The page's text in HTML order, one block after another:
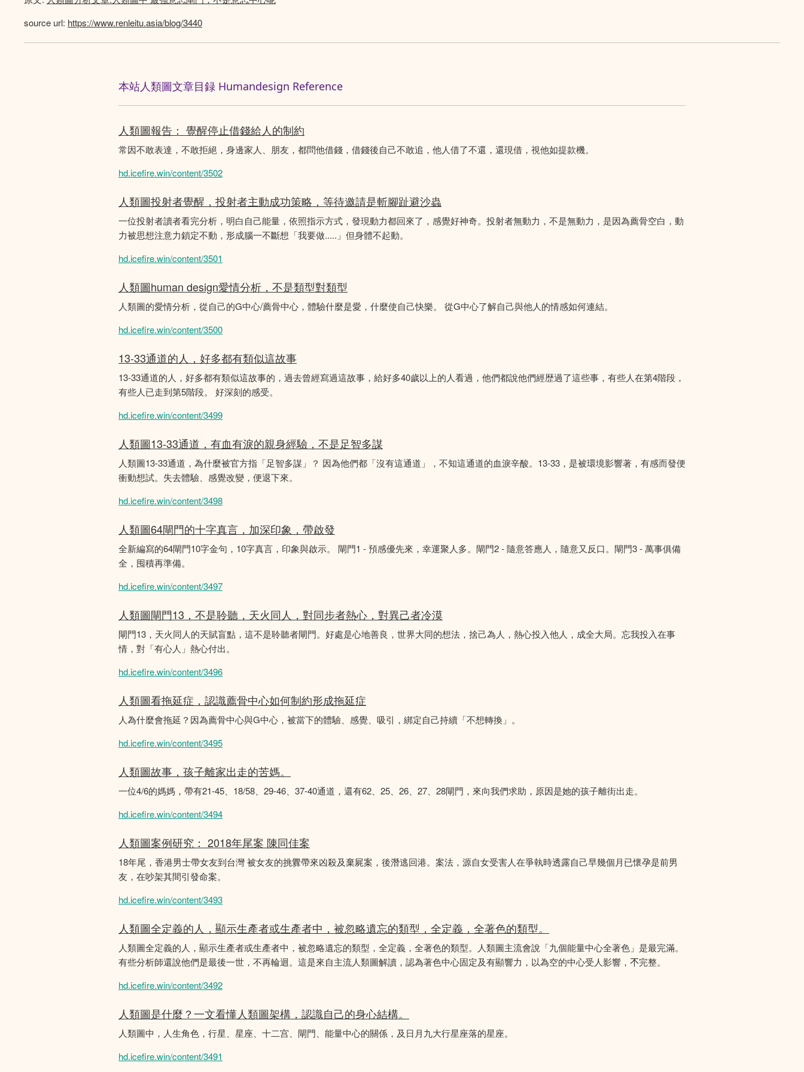
source url: https://www.renleitu.asia/blog/3440
本站人類圖文章目録 Humandesign Reference
人類圖報告： 覺醒停止借錢給人的制約
常因不敢表達，不敢拒絕，身邊家人、朋友，都問他借錢，借錢後自己不敢追，他人借了不還，還現借，視他如提款機。
hd.icefire.win/content/3502
人類圖投射者覺醒，投射者主動成功策略，等待邀請是斬腳趾避沙蟲
一位投射者讀者看完分析，明白自己能量，依照指示方式，發現動力都回來了，感覺好神奇。投射者無動力，不是無動力，是因為薦骨空白，動
力被思想注意力鎖定不動，形成腦一不斷想「我要做.....」但身體不起動。
hd.icefire.win/content/3501
人類圖human design愛情分析，不是類型對類型
人類圖的愛情分析，從自己的G中心/薦骨中心，體驗什麼是愛，什麼使自己快樂。 從G中心了解自己與他人的情感如何連結。
hd.icefire.win/content/3500
13-33通道的人，好多都有類似這故事
13-33通道的人，好多都有類似這故事的，過去曾經寫過這故事，給好多40歲以上的人看過，他們都說他們經歴過了這些事，有些人在第4階段，
有些人已走到第5階段。 好深刻的感受。
hd.icefire.win/content/3499
人類圖13-33通道，有血有淚的親身經驗，不是足智多謀
人類圖13-33通道，為什麼被官方指「足智多謀」？ 因為他們都「沒有這通道」，不知這通道的血淚辛酸。13-33，是被環境影響著，有感而發便
衝動想試。失去體驗、感覺改變，便退下來。
hd.icefire.win/content/3498
人類圖64閘門的十字真言，加深印象，帶啟發
全新編寫的64閘門10字金句，10字真言，印象與啟示。 閘門1 - 預感優先來，幸運聚人多。閘門2 - 隨意答應人，隨意又反口。閘門3 - 萬事俱備
全，囤積再準備。
hd.icefire.win/content/3497
人類圖閘門13，不是聆聽，天火同人，對同步者熱心，對異己者冷漠
閘門13，天火同人的天賦盲點，這不是聆聽者閘門。好處是心地善良，世界大同的想法，捨己為人，熱心投入他人，成全大局。忘我投入在事
情，對「有心人」熱心付出。
hd.icefire.win/content/3496
人類圖看拖延症，認識薦骨中心如何制約形成拖延症
人為什麼會拖延？因為薦骨中心與G中心，被當下的體驗、感覺、吸引，綁定自己持續「不想轉換」。
hd.icefire.win/content/3495
人類圖故事，孩子離家出走的苦媽。
一位4/6的媽媽，帶有21-45、18/58、29-46、37-40通道，還有62、25、26、27、28閘門，來向我們求助，原因是她的孩子離街出走。
hd.icefire.win/content/3494
人類圖案例研究： 2018年尾案 陳同佳案
18年尾，香港男士帶女友到台灣 被女友的挑釁帶來凶殺及棄屍案，後潛逃回港。案法，源自女受害人在爭執時透露自己早幾個月已懷孕是前男
友，在吵架其間引發命案。
hd.icefire.win/content/3493
人類圖全定義的人，顯示生產者或生產者中，被忽略遺忘的類型，全定義，全著色的類型。
人類圖全定義的人，顯示生產者或生產者中，被忽略遺忘的類型，全定義，全著色的類型。人類圖主流會說「九個能量中心全著色」是最完滿。
有些分析師還說他們是最後一世，不再輪迴。這是來自主流人類圖解讀，認為著色中心固定及有顯響力，以為空的中心受人影響，𣎴完整。
hd.icefire.win/content/3492
人類圖是什麼？一文看懂人類圖架構，認識自己的身心結構。
人類圖中，人生角色，行星、星座、十二宫、閘門、能量中心的關係，及日月九大行星座落的星座。
hd.icefire.win/content/3491